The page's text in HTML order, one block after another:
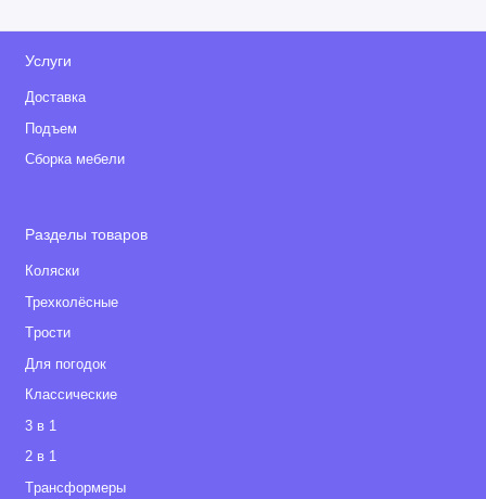
Услуги
Доставка
Подъем
Сборка мебели
Разделы товаров
Коляски
Трехколёсные
Tрости
Для погодок
Классические
3 в 1
2 в 1
Tрансформеры